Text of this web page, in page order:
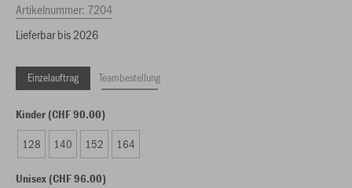
Artikelnummer: 7204
Lieferbar bis 2026
Einzelauftrag Teambestellung
Kinder (CHF 90.00)
128 140 152 164
Unisex (CHF 96.00)